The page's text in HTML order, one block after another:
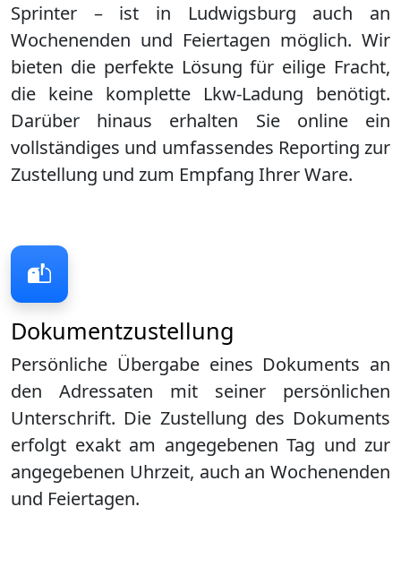
Dokumentzustellung
Persönliche Übergabe eines Dokuments an
den Adressaten mit seiner persönlichen
Unterschrift. Die Zustellung des Dokuments
erfolgt exakt am angegebenen Tag und zur
angegebenen Uhrzeit, auch an Wochenenden
und Feiertagen.
Sprinter – ist in Ludwigsburg auch an
Wochenenden und Feiertagen möglich. Wir
bieten die perfekte Lösung für eilige Fracht,
die keine komplette Lkw-Ladung benötigt.
Darüber hinaus erhalten Sie online ein
vollständiges und umfassendes Reporting zur
Zustellung und zum Empfang Ihrer Ware.